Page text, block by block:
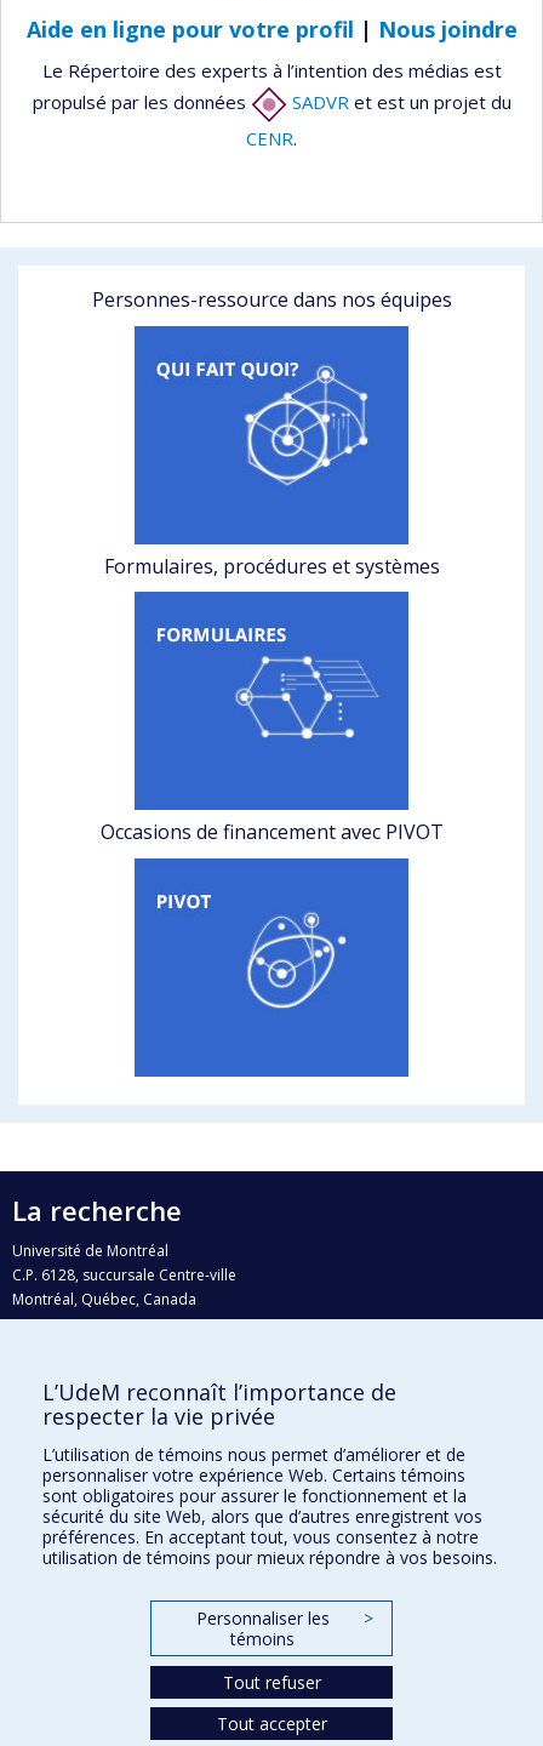
Aide en ligne pour votre profil | Nous joindre
Le Répertoire des experts à l’intention des médias est
propulsé par les données
SADVRet est un projet du
CENR.
Personnes-ressource dans nos équipes
Formulaires, procédures et systèmes
Occasions de financement avec PIVOT
La recherche
Université de Montréal
C.P. 6128, succursale Centre-ville
Montréal, Québec, Canada
H3C 3J7
Qui fait quoi?
Nous trouver
Plan du site
Accessibilité
L’UdeM reconnaît l’importance de
respecter la vie privée
L’utilisation de témoins nous permet d’améliorer et de
personnaliser votre expérience Web. Certains témoins
sont obligatoires pour assurer le fonctionnement et la
sécurité du site Web, alors que d’autres enregistrent vos
préférences. En acceptant tout, vous consentez à notre
utilisation de témoins pour mieux répondre à vos besoins.
Personnaliser les
témoins
>
Tout refuser
Tout accepter